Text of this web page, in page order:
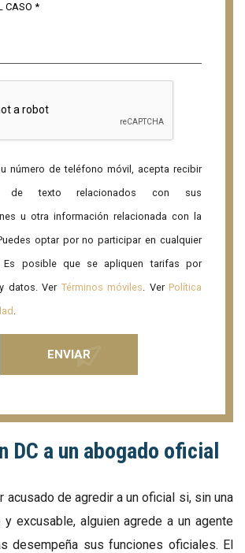
número de teléfono móvil, acepta recibir
de texto relacionados con sus
u otra información relacionada con la
optar por no participar en cualquier
Es posible que se apliquen tarifas por
datos. Ver Términos móviles . VerPolítica
DC a un abogado oficial
acusado de agredir a un oficial si, sin una
excusable, alguien agrede a un agente
desempeña sus funciones oficiales. El